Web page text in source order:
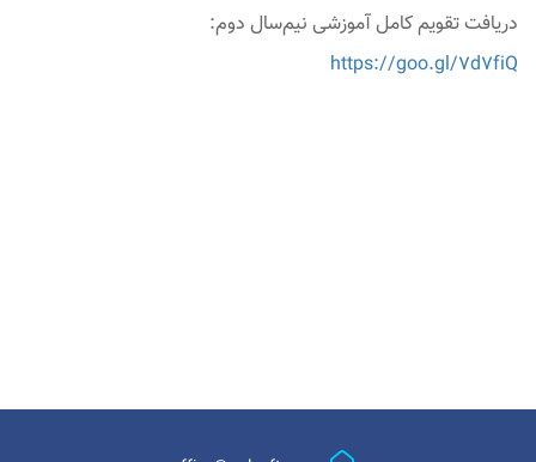
دریافت تقویم کامل آموزشی نیم‌سال دوم:
https://goo.gl/7d7fiQ